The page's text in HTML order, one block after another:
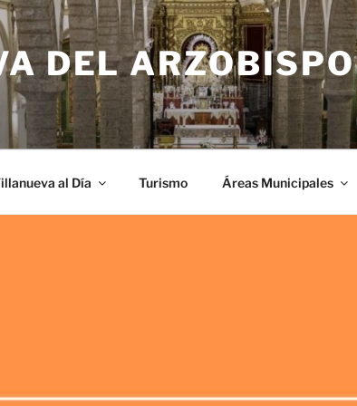
DEL ARZOBISPO
al Día Turismo Áreas Municipales